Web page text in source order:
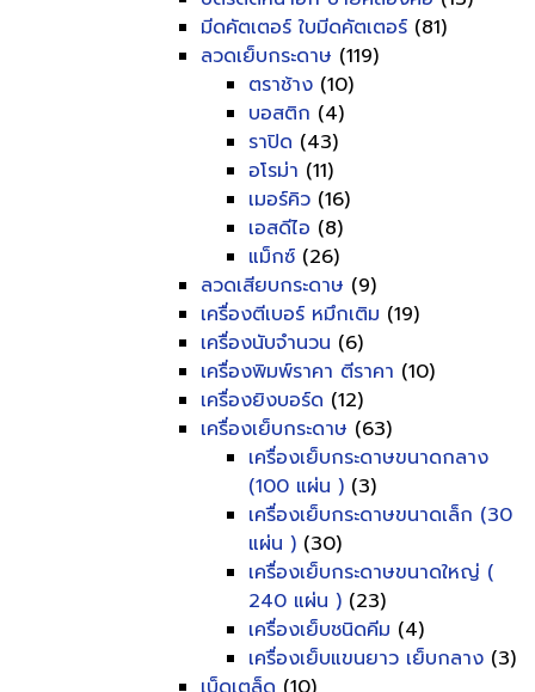
มีดคัตเตอร์ ใบมีดคัตเตอร์ (81)
ลวดเย็บกระดาษ (119)
ตราช้าง (10)
บอสติก (4)
ราปิด (43)
อโรม่า (11)
เมอร์คิว (16)
เอสดีไอ (8)
แม็กซ์ (26)
ลวดเสียบกระดาษ (9)
เครื่องตีเบอร์ หมึกเติม (19)
เครื่องนับจำนวน (6)
เครื่องพิมพ์ราคา ตีราคา (10)
เครื่องยิงบอร์ด (12)
เครื่องเย็บกระดาษ (63)
เครื่องเย็บกระดาษขนาดกลาง
(100 แผ่น ) (3)
เครื่องเย็บกระดาษขนาดเล็ก (30
แผ่น ) (30)
เครื่องเย็บกระดาษขนาดใหญ่ (
240 แผ่น ) (23)
เครื่องเย็บชนิดคีม (4)
เครื่องเย็บแขนยาว เย็บกลาง (3)